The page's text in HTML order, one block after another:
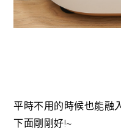
平時不用的時候也能融
下面剛剛好!~